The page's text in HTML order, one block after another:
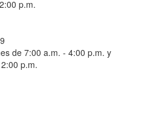
p.m.
de 7:00 a.m. - 4:00 p.m. y
p.m.